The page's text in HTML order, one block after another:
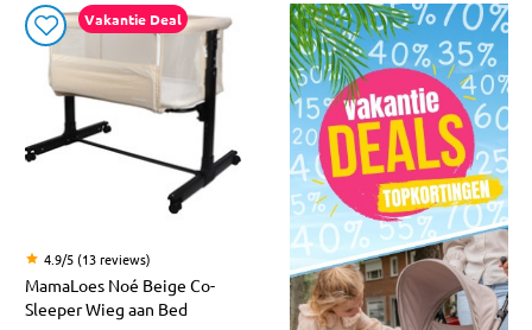
Vakantie Deal
4.9/5 (13 reviews)
MamaLoes Noé Beige Co-
Sleeper Wieg aan Bed